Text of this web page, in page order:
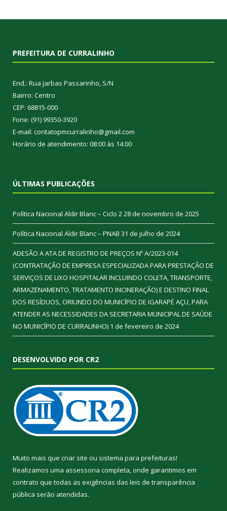
PREFEITURA DE CURRALINHO
End.: Rua Jarbas Passarinho, S/N
Bairro: Centro
CEP: 68815-000
Fone: (91) 99350-3920
E-mail: contatopmcurralinho@gmail.com
Horário de atendimento: 08:00 às 14:00
ÚLTIMAS PUBLICAÇÕES
Política Nacional Aldir Blanc – Ciclo 228 de novembro de 2025
Política Nacional Aldir Blanc – PNAB 31 de julho de 2024
ADESÃO A ATA DE REGISTRO DE PREÇOS Nº A/2023-014
(CONTRATAÇÃO DE EMPRESA ESPECIALIZADA PARA PRESTAÇÃO DE
SERVIÇOS DE LIXO HOSPITALAR INCLUINDO COLETA, TRANSPORTE,
ARMAZENAMENTO, TRATAMENTO INCINERAÇÃO) E DESTINO FINAL
DOS RESÍDUOS, ORIUNDO DO MUNICÍPIO DE IGARAPÉ AÇU, PARA
ATENDER AS NECESSIDADES DA SECRETARIA MUNICIPAL DE SAÚDE
NO MUNICÍPIO DE CURRALINHO) 1 de fevereiro de 2024
DESENVOLVIDO POR CR2
Muito mais que criar site ou sistema para prefeituras!
Realizamos uma assessoria completa, onde garantimos em
contrato que todas as exigências das leis de transparência
pública serão atendidas.